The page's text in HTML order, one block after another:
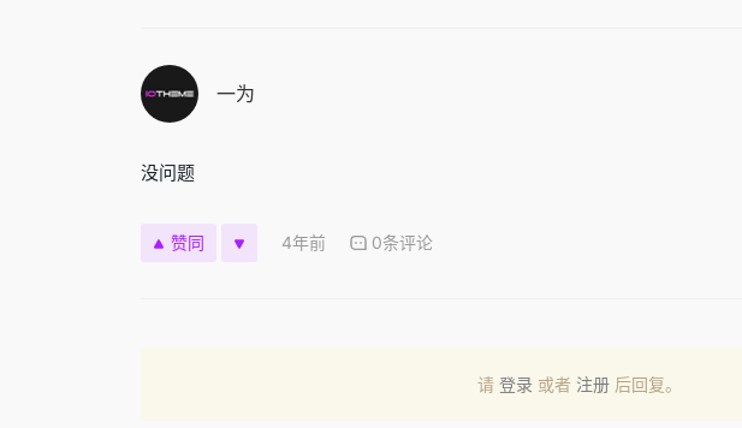
一为
没问题
赞同 4年前 0条评论
请 登录 或者 注册 后回复。